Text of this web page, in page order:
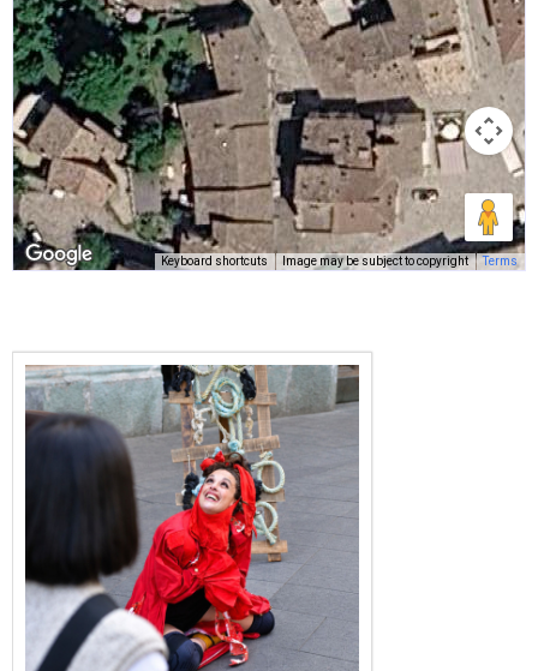
Keyboard shortcuts Image may be subject to copyright Terms